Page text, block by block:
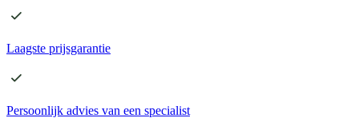
Laagste prijsgarantie
Persoonlijk advies van een specialist